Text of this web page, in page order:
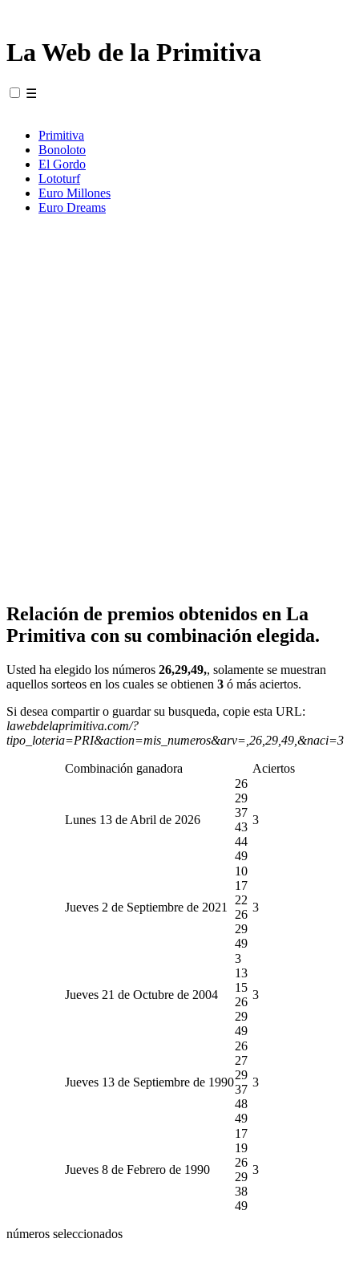
La Web de la Primitiva
☰
Primitiva
Bonoloto
El Gordo
Lototurf
Euro Millones
Euro Dreams
Relación de premios obtenidos en La
Primitiva con su combinación elegida.
Usted ha elegido los números 26,29,49,, solamente se muestran
aquellos sorteos en los cuales se obtienen 3 ó más aciertos.
Si desea compartir o guardar su busqueda, copie esta URL:
lawebdelaprimitiva.com/?
tipo_loteria=PRI&action=mis_numeros&arv=,26,29,49,&naci=3
Combinación ganadora Aciertos
Lunes 13 de Abril de 2026
26
29
37
43
44
49
3
Jueves 2 de Septiembre de 2021
10
17
22
26
29
49
3
Jueves 21 de Octubre de 2004
3
13
15
26
29
49
3
Jueves 13 de Septiembre de 1990
26
27
29
37
48
49
3
Jueves 8 de Febrero de 1990
17
19
26
29
38
49
3
números seleccionados